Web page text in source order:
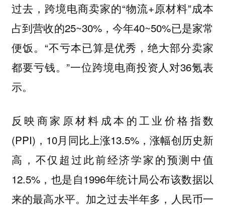
过去，跨境电商卖家的“物流+原材料”成本
占到营收的25~30%，今年40~50%已是家常
便饭。“不亏本已算是优秀，绝大部分卖家
都要亏钱。”一位跨境电商投资人对36氪表
示。
反映商家原材料成本的工业价格指数
(PPI)，10月同比上涨13.5%，涨幅创历史新
高，不仅超过此前经济学家的预测中值
12.5%，也是自1996年统计局公布该数据以
来的最高水平。加之过去半年多，人民币一